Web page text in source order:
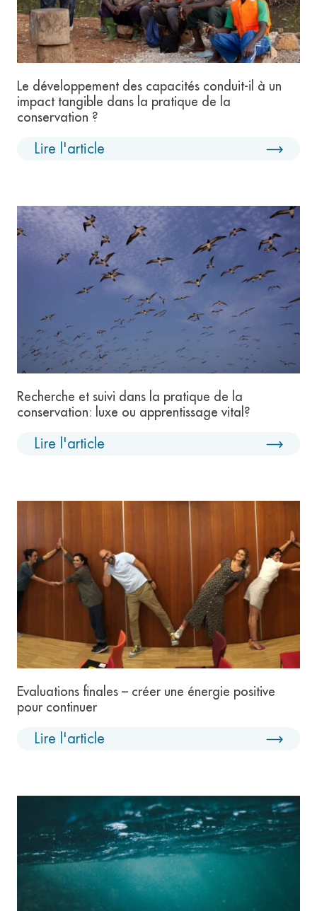
Le développement des capacités conduit-il à un
impact tangible dans la pratique de la
conservation ?
Lire l'article
Recherche et suivi dans la pratique de la
conservation: luxe ou apprentissage vital?
Lire l'article
Evaluations finales – créer une énergie positive
pour continuer
Lire l'article